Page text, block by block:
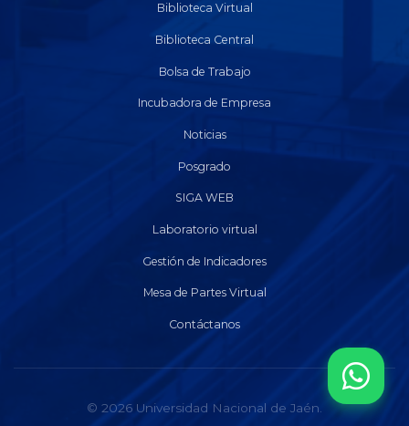
Biblioteca Virtual
Biblioteca Central
Bolsa de Trabajo
Incubadora de Empresa
Noticias
Posgrado
SIGA WEB
Laboratorio virtual
Gestión de Indicadores
Mesa de Partes Virtual
Contáctanos
© 2026 Universidad Nacional de Jaén.